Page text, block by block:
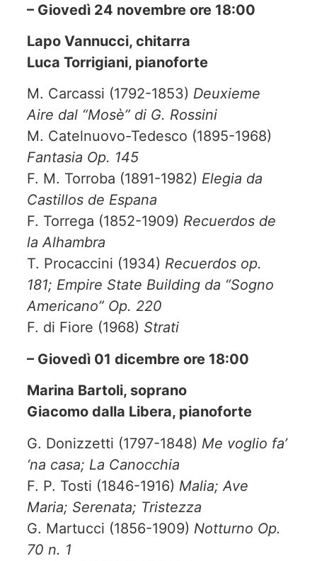
– Giovedì 24 novembre ore 18:00
Lapo Vannucci, chitarra
Luca Torrigiani, pianoforte
M. Carcassi (1792-1853) Deuxieme
Aire dal “Mosè” di G. Rossini
M. Catelnuovo-Tedesco (1895-1968)
Fantasia Op. 145
F. M. Torroba (1891-1982) Elegia da
Castillos de Espana
F. Torrega (1852-1909) Recuerdos de
la Alhambra
T. Procaccini (1934) Recuerdos op.
181; Empire State Building da “Sogno
Americano” Op. 220
F. di Fiore (1968) Strati
– Giovedì 01 dicembre ore 18:00
Marina Bartoli, soprano
Giacomo dalla Libera, pianoforte
G. Donizzetti (1797-1848) Me voglio fa’
‘na casa; La Canocchia
F. P. Tosti (1846-1916) Malia; Ave
Maria; Serenata; Tristezza
G. Martucci (1856-1909) Notturno Op.
70 n. 1